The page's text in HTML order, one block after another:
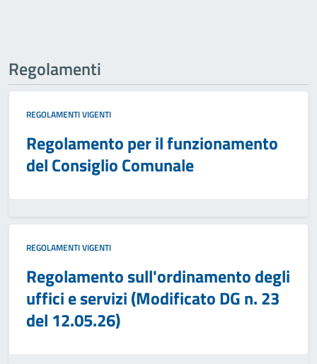
Regolamenti
REGOLAMENTI VIGENTI
Regolamento per il funzionamento
del Consiglio Comunale
REGOLAMENTI VIGENTI
Regolamento sull'ordinamento degli
uffici e servizi (Modificato DG n. 23
del 12.05.26)